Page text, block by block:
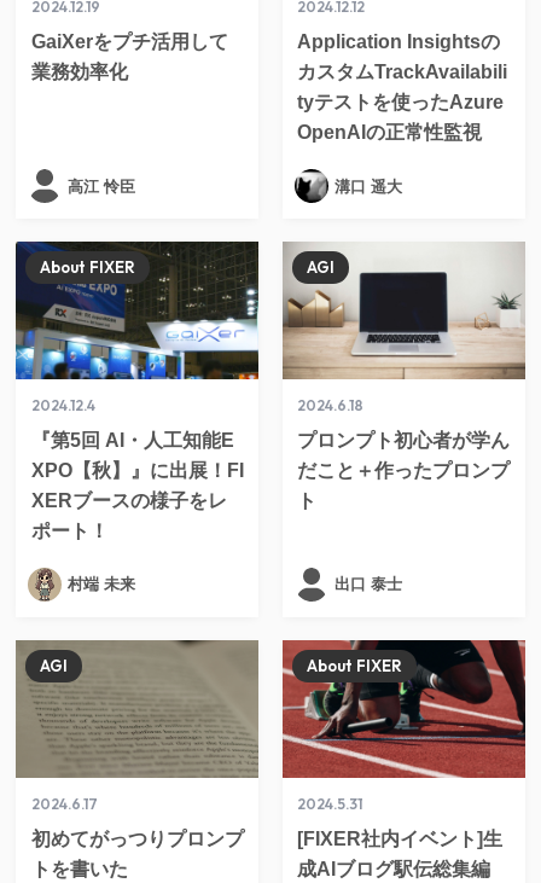
2024.12.19
GaiXerをプチ活用して
業務効率化
高江 怜臣
2024.12.12
Application Insightsの
カスタムTrackAvailabili
tyテストを使ったAzure
OpenAIの正常性監視
溝口 遥大
2024.12.4
『第5回 AI・人工知能E
XPO【秋】』に出展！FI
XERブースの様子をレ
ポート！
About FIXER
村端 未来
2024.6.18
プロンプト初心者が学ん
だこと＋作ったプロンプ
ト
AGI
出口 泰士
2024.6.17
初めてがっつりプロンプ
トを書いた
AGI
2024.5.31
[FIXER社内イベント]生
成AIブログ駅伝総集編
About FIXER